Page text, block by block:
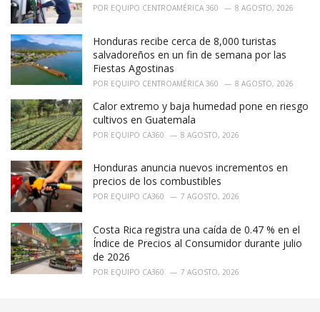
POR EQUIPO CENTROAMÉRICA 360 8 AGOSTO, 2026
Honduras recibe cerca de 8,000 turistas
salvadoreños en un fin de semana por las
Fiestas Agostinas
POR EQUIPO CENTROAMÉRICA 360 8 AGOSTO, 2026
Calor extremo y baja humedad pone en riesgo
cultivos en Guatemala
POR EQUIPO CA360 8 AGOSTO, 2026
Honduras anuncia nuevos incrementos en
precios de los combustibles
POR EQUIPO CA360 7 AGOSTO, 2026
Costa Rica registra una caída de 0.47 % en el
Índice de Precios al Consumidor durante julio
de 2026
POR EQUIPO CA360 7 AGOSTO, 2026